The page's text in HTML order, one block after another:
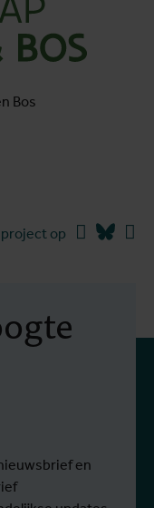
Bos
op Facebook
en